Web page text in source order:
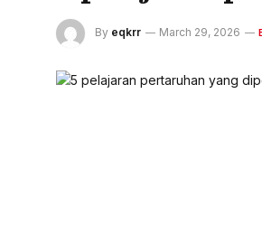
By eqkrr March 29, 2026